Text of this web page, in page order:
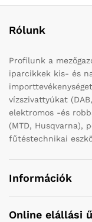
Rólunk
Profilunk a
iparcikkek kis- és
vízszivattyúkat
elektromos -és
(MTD, Husqvarna),
fűtéstechnikai
Információk
Online elállási